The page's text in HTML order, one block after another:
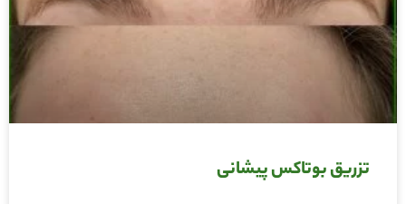
تزریق بوتاکس پیشانی